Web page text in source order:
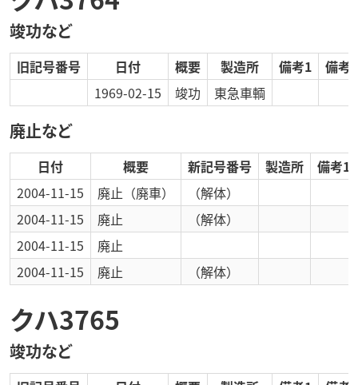
竣功など
旧記号番号 日付 概要 製造所 備考1
備考2
1969-02-15
竣功 東急車輌
廃止など
日付 概要 新記号番号 製造所
備考1
2004-11-15
廃止 （廃車）
（解体）
2004-11-15
廃止
（解体）
2004-11-15
廃止
2004-11-15
廃止 （解体）
クハ3765
竣功など